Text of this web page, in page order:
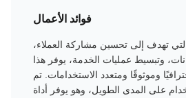
فوائد الأعمال
تهدف إلى تحسين مشاركة العملاء،
وتبسيط عمليات الخدمة، يوفر هذا
وموثوقًا ومتعدد الاستخدامات. تم
على المدى الطويل، وهو يوفر أداة